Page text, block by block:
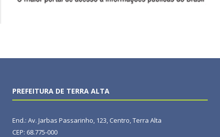
PREFEITURA DE TERRA ALTA
End.: Av. Jarbas Passarinho, 123, Centro, Terra Alta
CEP: 68.775-000